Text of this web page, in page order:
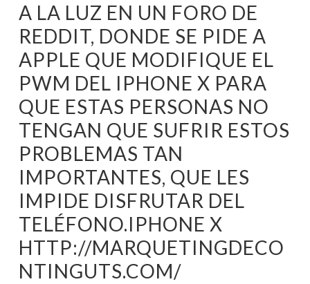
A LA LUZ EN UN FORO DE
REDDIT, DONDE SE PIDE A
APPLE QUE MODIFIQUE EL
PWM DEL IPHONE X PARA
QUE ESTAS PERSONAS NO
TENGAN QUE SUFRIR ESTOS
PROBLEMAS TAN
IMPORTANTES, QUE LES
IMPIDE DISFRUTAR DEL
TELÉFONO.IPHONE X
HTTP://MARQUETINGDECO
NTINGUTS.COM/